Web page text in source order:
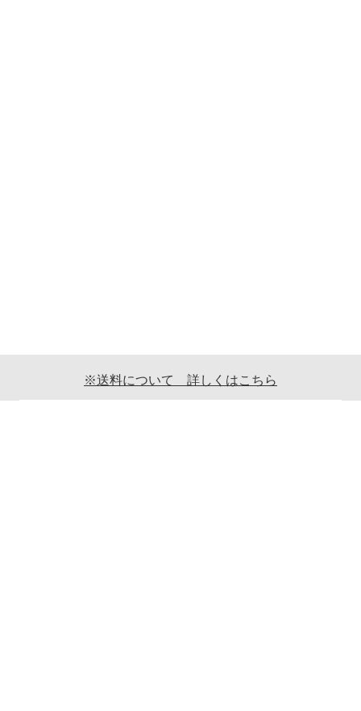
※送料について 詳しくはこちら